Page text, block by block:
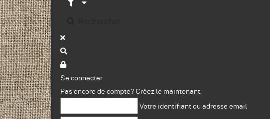
Se connecter
Pas encore de compte? Créez le maintenant.
Votre identifiant ou adresse email